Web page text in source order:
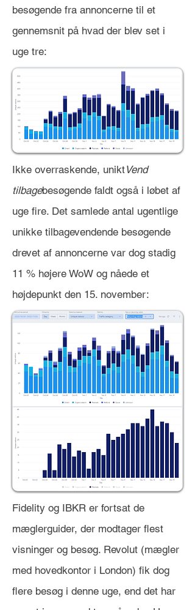
besøgende fra annoncerne til et
gennemsnit på hvad der blev set i
uge tre:
Ikke overraskende, uniktVend
tilbagebesøgende faldt også i løbet af
uge fire. Det samlede antal ugentlige
unikke tilbagevendende besøgende
drevet af annoncerne var dog stadig
11 % højere WoW og nåede et
højdepunkt den 15. november:
Fidelity og IBKR er fortsat de
mæglerguider, der modtager flest
visninger og besøg. Revolut (mægler
med hovedkontor i London) fik dog
flere besøg i denne uge, end det har